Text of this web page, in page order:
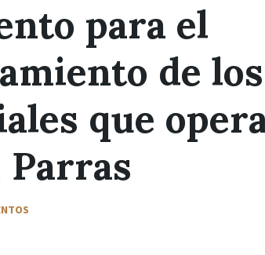
para el
de
que